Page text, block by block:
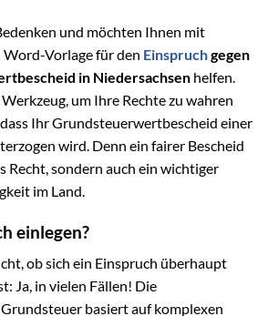
und möchten Ihnen mit
Vorlage für den Einspruchgegen
in Niedersachsen helfen.
um Ihre Rechte zu wahren
Ihr Grundsteuerwertbescheid einer
wird. Denn ein fairer Bescheid
Recht, sondern auch ein wichtiger
im Land.
einlegen?
ob sich ein Einspruch überhaupt
Ja, in vielen Fällen! Die
basiert auf komplexen